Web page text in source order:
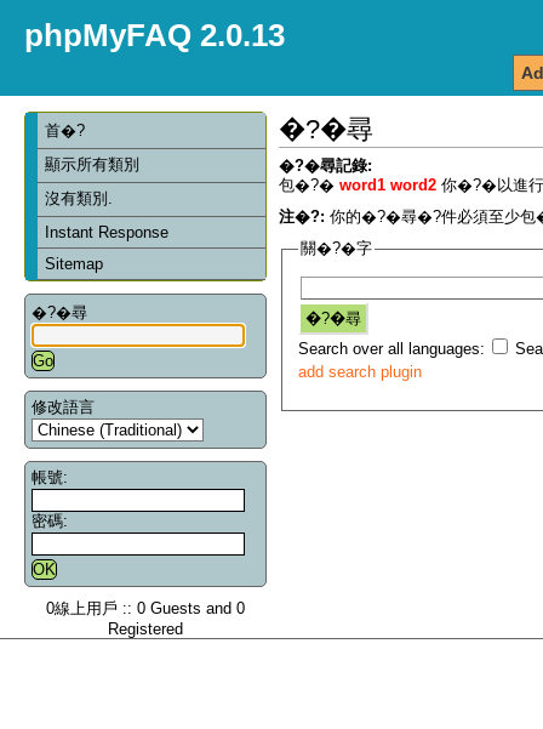
phpMyFAQ 2.0.13
首�?
顯示所有類別
沒有類別.
Instant Response
Sitemap
�?�尋
修改語言
帳號:
密碼:
0線上用戶 :: 0 Guests and 0
Registered
�?�尋
�?�尋記錄:
包�?� word1 word2 你�?�以進
注�?: 你的�?�尋�?件必須至少
關�?�字
Search over all languages:
add search plugin